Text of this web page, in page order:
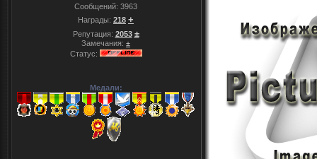
Сообщений: 3963
Награды: 218 +
Репутация: 2053 ±
Замечания: ±
Статус:
Медали: